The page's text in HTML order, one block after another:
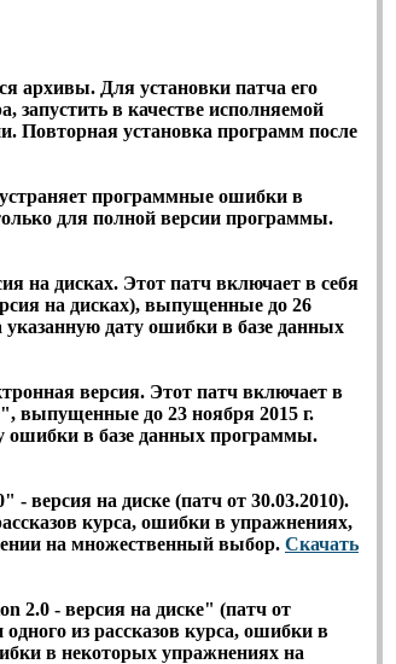
архивы. Для установки патча его
запустить в качестве исполняемой
Повторная установка программ после
программные ошибки в
для полной версии программы.
на дисках. Этот патч включает в себя
на дисках), выпущенные до 26
дату ошибки в базе данных
версия. Этот патч включает в
выпущенные до 23 ноября 2015 г.
ошибки в базе данных программы.
- версия на диске (патч от 30.03.2010).
курса, ошибки в упражнениях,
на множественный выбор. Скачать
2.0 - версия на диске" (патч от
из рассказов курса, ошибки в
в некоторых упражнениях на